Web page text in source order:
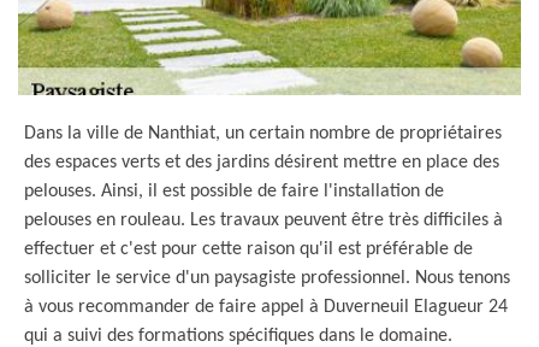
Dans la ville de Nanthiat, un certain nombre de propriétaires
des espaces verts et des jardins désirent mettre en place des
pelouses. Ainsi, il est possible de faire l'installation de
pelouses en rouleau. Les travaux peuvent être très difficiles à
effectuer et c'est pour cette raison qu'il est préférable de
solliciter le service d'un paysagiste professionnel. Nous tenons
à vous recommander de faire appel à Duverneuil Elagueur 24
qui a suivi des formations spécifiques dans le domaine.